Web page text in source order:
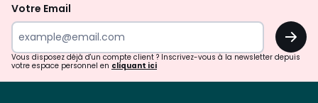
newsletter
Votre Email
OK
Vous disposez déjà d'un compte client ? Inscrivez-vous à la newsletter depuis
votre espace personnel en cliquant ici